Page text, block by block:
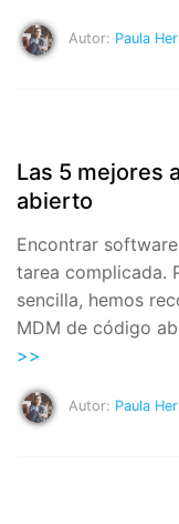
Autor: Paula
Las 5 mejores
abierto
Encontrar
tarea complicada.
sencilla, hemos
MDM de código
>>
Autor: Paula